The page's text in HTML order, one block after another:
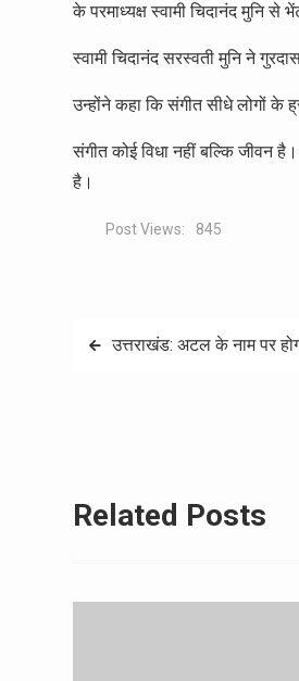
के परमाध्यक्ष स्वामी चिदानंद मुनि से
स्वामी चिदानंद सरस्वती मुनि ने
उन्होंने कहा कि संगीत सीधे लोगों के
संगीत कोई विधा नहीं बल्कि जीवन
है।
Post Views: 845
Postउत्तराखंड: अटल के नाम पर
Related Posts